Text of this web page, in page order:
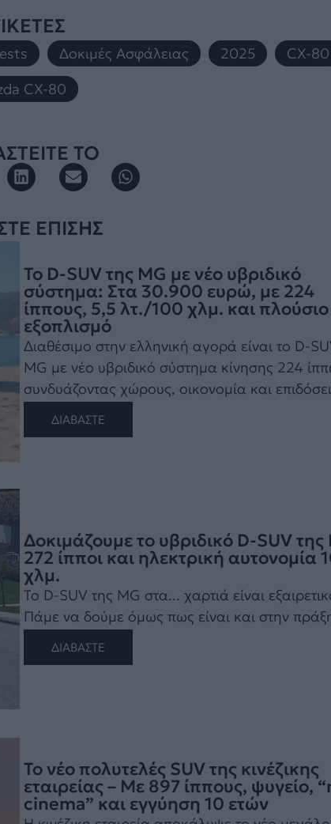
Δοκιμές Ασφάλειας 2025
CX-80
CX-80
ΤΟ
ΕΠΙΣΗΣ
Το D-SUV της MG με νέο υβριδικό
σύστημα: Στα 30.900 ευρώ, με 224
ίππους, 5,5 λτ./100 χλμ. και πλούσιο
εξοπλισμό
Διαθέσιμο στην ελληνική αγορά είναι το D-
MG με νέο υβριδικό σύστημα κίνησης 224
συνδυάζοντας χώρους, οικονομία και
ΔΙΑΒΑΣΤΕ
Δοκιμάζουμε το υβριδικό D-SUV της
272 ίπποι και ηλεκτρική αυτονομία
χλμ.
To D-SUV της MG στα... χαρτιά είναι
Πάμε να δούμε όμως πως είναι και στην
ΔΙΑΒΑΣΤΕ
Το νέο πολυτελές SUV της κινέζικης
εταιρείας – Με 897 ίππους, ψυγείο,
cinema” και εγγύηση 10 ετών